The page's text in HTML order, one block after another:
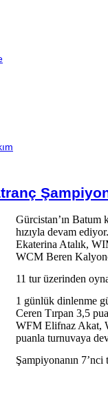
Gürcistan’ın Batum
hızıyla devam
Ekaterina Atalık,
WCM Beren
11 tur üzerinden
1 günlük dinlenme
Ceren Tırpan 3,5
WFM Elifnaz Akat,
puanla turnuvaya
Şampiyonanın 7’nci